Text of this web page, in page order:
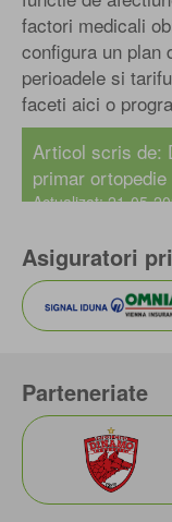
factori medicali
configura un plan
perioadele si
faceti aici o
Articol scris de:
primar
Actualizat: 21-05-
Asiguratori
Parteneriate